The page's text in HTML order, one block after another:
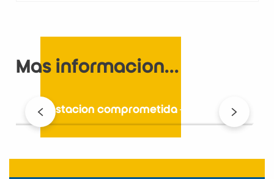
Más información...
Una estación comprometida – ES